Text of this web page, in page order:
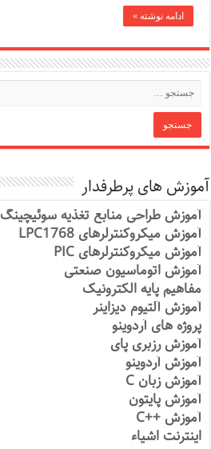
ادامه نوشته »
آموزش های پرطرفدار
آموزش طراحی منابع تغذیه سوئیچینگ
آموزش میکروکنترلرهای LPC1768
آموزش میکروکنترلرهای PIC
آموزش اتوماسیون صنعتی
مفاهیم پایه الکترونیک
آموزش آلتیوم دیزاینر
پروژه های آردوینو
آموزش رزبری پای
آموزش آردوینو
آموزش زبان C
آموزش پایتون
آموزش ++C
اینترنت اشیاء